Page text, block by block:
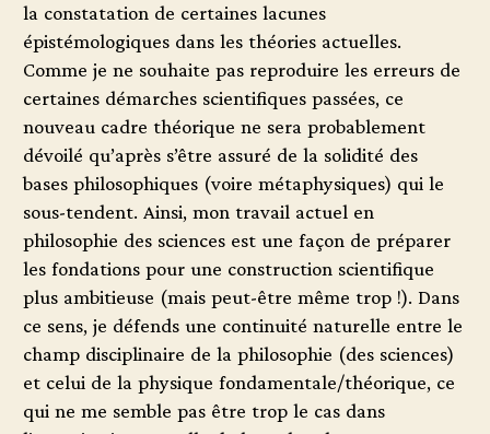
la constatation de certaines lacunes
épistémologiques dans les théories actuelles.
Comme je ne souhaite pas reproduire les erreurs de
certaines démarches scientifiques passées, ce
nouveau cadre théorique ne sera probablement
dévoilé qu’après s’être assuré de la solidité des
bases philosophiques (voire métaphysiques) qui le
sous-tendent. Ainsi, mon travail actuel en
philosophie des sciences est une façon de préparer
les fondations pour une construction scientifique
plus ambitieuse (mais peut-être même trop !). Dans
ce sens, je défends une continuité naturelle entre le
champ disciplinaire de la philosophie (des sciences)
et celui de la physique fondamentale/théorique, ce
qui ne me semble pas être trop le cas dans